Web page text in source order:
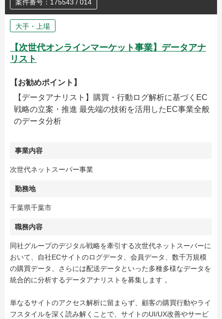
案件番号：175543 / 014
大手・上場
【次世代オンラインマーケット事業】データアナ
リスト
【お勧めポイント】
【データアナリスト】購買・行動ログ解析に基づくEC
戦略の立案・推進 最先端の技術を活用したEC事業全般
のデータ分析
事業内容
次世代ネットスーパー事業
勤務地
千葉県千葉市
職務内容
同社グループのデジタル戦略を牽引する次世代ネットスーパーに
おいて、自社ECサイトのログデータ、会員データ、数千万規模
の購買データ、さらには配送データといった多種多様なデータを
統合的に分析するデータアナリストを募集します 。
単なるサイトのアクセス解析に留まらず、顧客の購買行動やライ
フスタイルを深く読み解くことで、サイトのUI/UX改善やサービ